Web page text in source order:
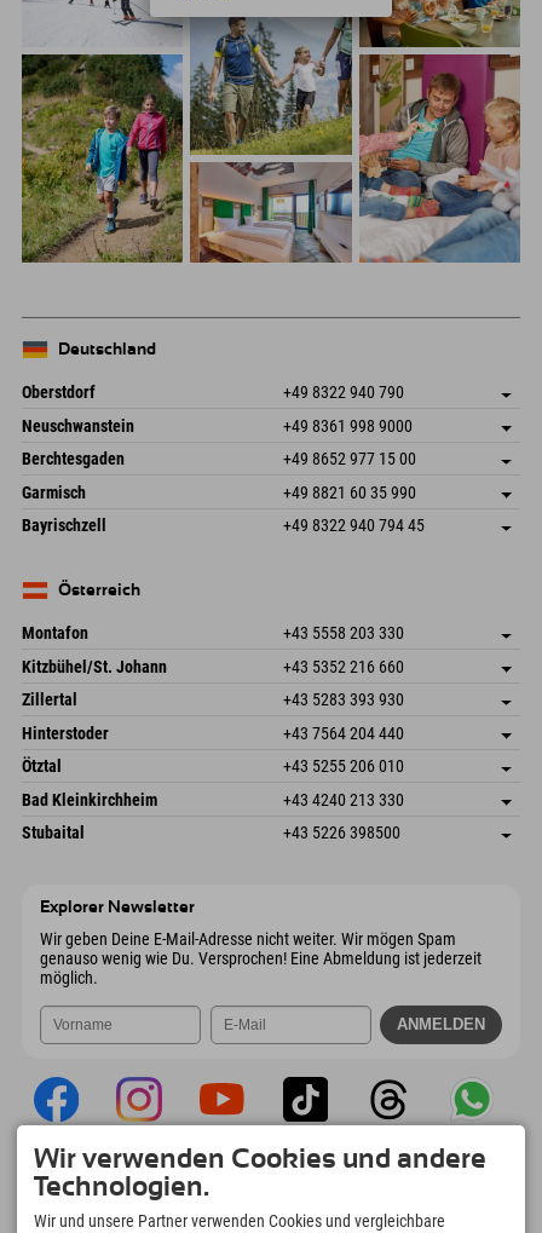
Deutschland
Oberstdorf +49 8322 940 790
An der Breitach 3
87538 Fischen I. Allgäu
Deutschland
Adresse speichern
Anreiseinfos
Buchen
Neuschwanstein +49 8361 998 9000
An der Riese 45
87484 Nesselwang im Allgäu
Deutschland
Adresse speichern
Buchen
Berchtesgaden +49 8652 977 15 00
Hofreitstr. 7
83471 Schönau am Königssee
Deutschland
Adresse speichern
Anreiseinfos
Buchen
Garmisch +49 8821 60 35 990
Frickenstraße 22
82490 Farchant
Adresse speichern
Bayrischzell +49 8322 940 794 45
Deutschland
Österreich
Montafon +43 5558 203 330
Dorfstr. 127b
6793 Gaschurn/Montafon
Österreich
Adresse speichern
Anreiseinfos
Buchen
Kitzbühel/St. Johann +43 5352 216 660
Speckbacherstraße 87
Österreich
Adresse speichern
Buchen
Zillertal +43 5283 393 930
Schmiedau 2
6272 Kaltenbach im Zillertal
Österreich
Adresse speichern
Anreiseinfos
Buchen
Hinterstoder +43 7564 204 440
Freizeitpark 10
Österreich
Adresse speichern
Buchen
Ötztal +43 5255 206 010
Gscheat 14
6441 Umhausen
Österreich
Adresse speichern
Anreiseinfos
Buchen
Bad Kleinkirchheim +43 4240 213 330
Dorfstraße 24
Adresse speichern
Stubaital +43 5226 398500
Explorer Newsletter
Wir geben Deine E-Mail-Adresse nicht weiter. Wir mögen Spam
genauso wenig wie Du. Versprochen! Eine Abmeldung ist jederzeit
möglich.
Explorer App
Upload Deiner #ExplorerMoments, Mein
Wir verwenden Cookies und andere
Technologien.
Wir und unsere Partner verwenden Cookies und vergleichbare